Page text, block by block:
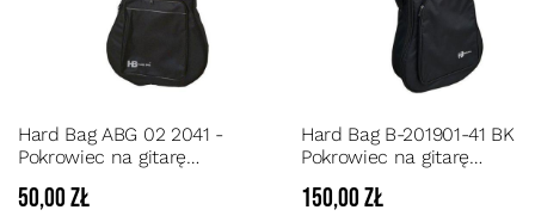
Hard Bag ABG 02 2041 -
Pokrowiec na gitarę
50,00 zł
Hard Bag B-201901-41 BK -
Pokrowiec na gitarę
150,00 zł